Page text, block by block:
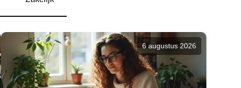
6 augustus 2026